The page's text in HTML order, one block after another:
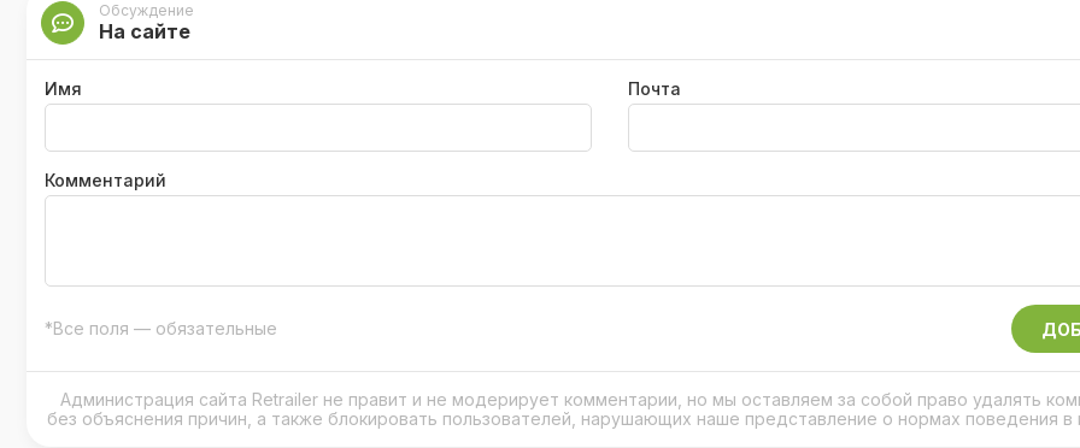
Обсуждение
На сайте
Имя Почта
Комментарий
*Все поля — обязательные
Администрация сайта Retrailer не правит и не модерирует комментарии, но мы оставляем за собой право удалять
без объяснения причин, а также блокировать пользователей, нарушающих наше представление о нормах поведения в